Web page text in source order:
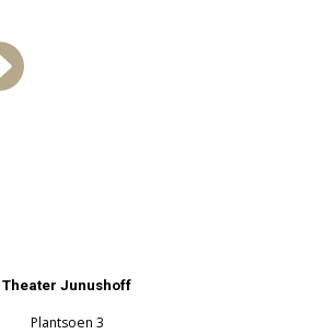
Theater Junushoff
Plantsoen 3